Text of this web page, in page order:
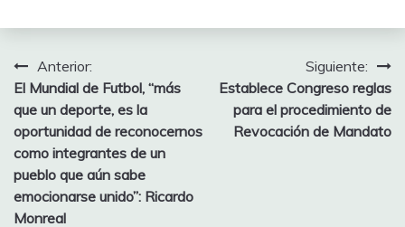
Navegación
de
entradas
Anterior:
El Mundial de Futbol, “más
que un deporte, es la
oportunidad de reconocernos
como integrantes de un
pueblo que aún sabe
emocionarse unido”: Ricardo
Monreal
Siguiente:
Establece Congreso reglas
para el procedimiento de
Revocación de Mandato